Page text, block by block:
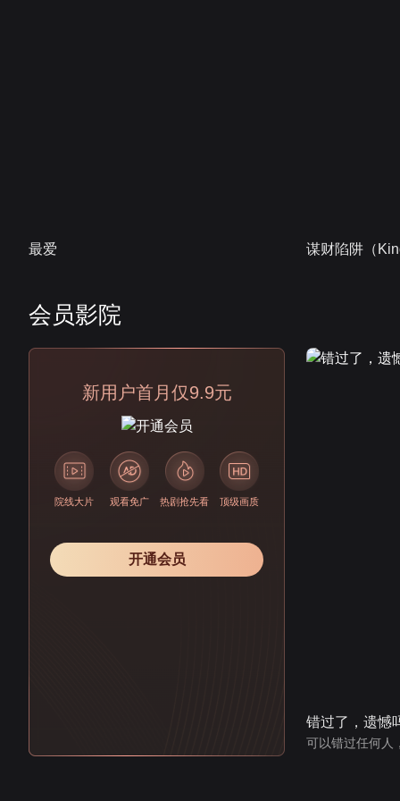
最爱 谋财陷阱（
会员影院
新用户首月仅9.9元
院线大片 观看免广 热剧抢先看 顶级画质
开通会员
会员
错过了，遗憾
可以错过任何人